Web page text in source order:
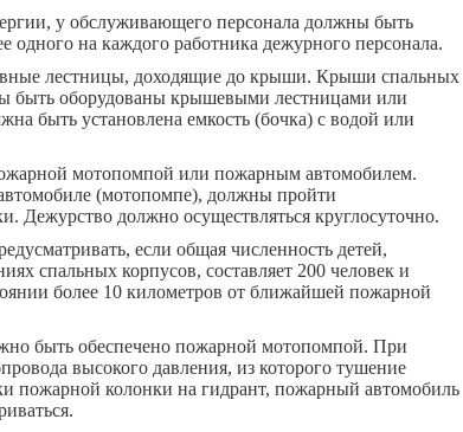
у обслуживающего персонала должны быть
одного на каждого работника дежурного персонала.
лестницы, доходящие до крыши. Крыши спальных
быть оборудованы крышевыми лестницами или
быть установлена емкость (бочка) с водой или
мотопомпой или пожарным автомобилем.
(мотопомпе), должны пройти
Дежурство должно осуществляться круглосуточно.
если общая численность детей,
спальных корпусов, составляет 200 человек и
более 10 километров от ближайшей пожарной
быть обеспечено пожарной мотопомпой. При
высокого давления, из которого тушение
пожарной колонки на гидрант, пожарный автомобиль